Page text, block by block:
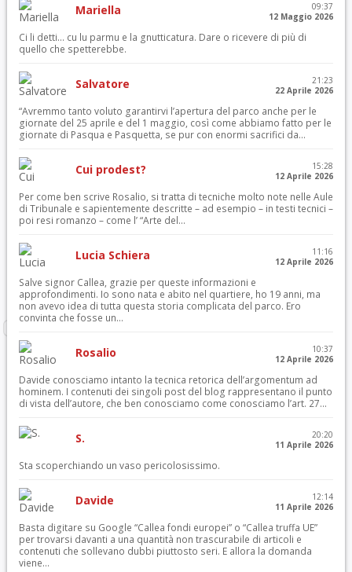
Mariella
09:37
12 Maggio 2026
Ci li detti… cu lu parmu e la gnutticatura. Dare o ricevere di più di
quello che spetterebbe.
Salvatore
21:23
22 Aprile 2026
“Avremmo tanto voluto garantirvi l’apertura del parco anche per le
giornate del 25 aprile e del 1 maggio, così come abbiamo fatto per le
giornate di Pasqua e Pasquetta, se pur con enormi sacrifici da...
Cui prodest?
15:28
12 Aprile 2026
Per come ben scrive Rosalio, si tratta di tecniche molto note nelle Aule
di Tribunale e sapientemente descritte – ad esempio – in testi tecnici –
poi resi romanzo – come l’ “Arte del...
Lucia Schiera
11:16
12 Aprile 2026
Salve signor Callea, grazie per queste informazioni e
approfondimenti. Io sono nata e abito nel quartiere, ho 19 anni, ma
non avevo idea di tutta questa storia complicata del parco. Ero
convinta che fosse un...
Rosalio
10:37
12 Aprile 2026
Davide conosciamo intanto la tecnica retorica dell’argomentum ad
hominem. I contenuti dei singoli post del blog rappresentano il punto
di vista dell’autore, che ben conosciamo come conosciamo l’art. 27...
S.
20:20
11 Aprile 2026
Sta scoperchiando un vaso pericolosissimo.
Davide
12:14
11 Aprile 2026
Basta digitare su Google “Callea fondi europei” o “Callea truffa UE”
per trovarsi davanti a una quantità non trascurabile di articoli e
contenuti che sollevano dubbi piuttosto seri. E allora la domanda
viene...